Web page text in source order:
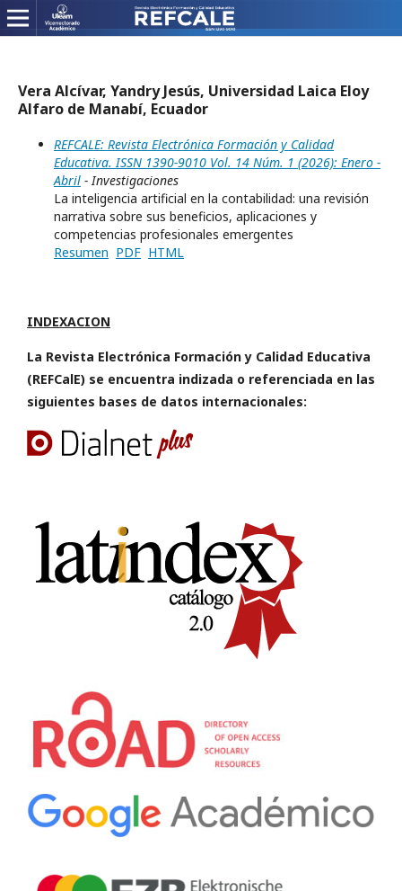
Vera Alcívar, Yandry Jesús, Universidad Laica Eloy
Alfaro de Manabí, Ecuador
REFCALE: Revista Electrónica Formación y Calidad
Educativa. ISSN 1390-9010 Vol. 14 Núm. 1 (2026): Enero -
Abril - Investigaciones
La inteligencia artificial en la contabilidad: una revisión
narrativa sobre sus beneficios, aplicaciones y
competencias profesionales emergentes
Resumen PDF HTML
INDEXACION
La Revista Electrónica Formación y Calidad Educativa
(REFCalE) se encuentra indizada o referenciada en las
siguientes bases de datos internacionales: